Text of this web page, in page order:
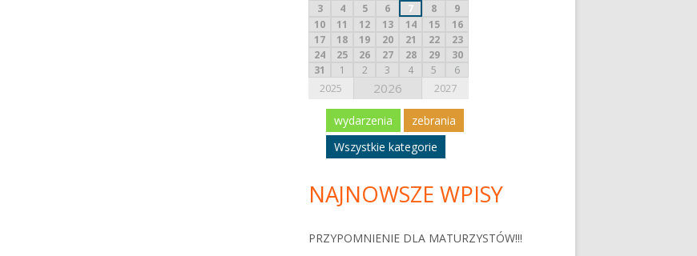
3
4 5 6 7 8
9
10
11 12 13 14 15
16
17
18 19 20 21 22
23
24
25 26 27 28 29
30
31
1 2 3 4 5 6
2025 2026 2027
wydarzenia
zebrania
Wszystkie kategorie
NAJNOWSZE WPISY
PRZYPOMNIENIE DLA MATURZYSTÓW!!!